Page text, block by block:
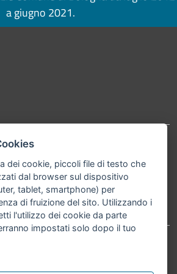
a giugno 2021.
Cod. IBAN: IT 88 R
valori
dei cookie, piccoli file di testo che
dal browser sul dispositivo
tablet, smartphone) per
di fruizione del sito. Utilizzando i
l'utilizzo dei cookie da parte
impostati solo dopo il tuo